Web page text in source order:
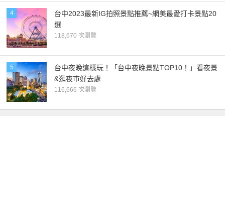
4
台中2023最新IG拍照景點推薦~網美最愛打卡景點20
選
118,670 次瀏覽
5
台中夜晚這樣玩！「台中夜晚景點TOP10！」看夜景
&逛夜市好去處
116,666 次瀏覽